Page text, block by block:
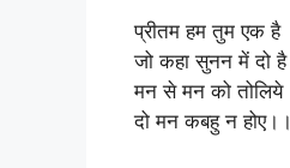
प्रीतम हम तुम एक है
जो कहा सुनन में दो है
मन से मन को तोलिये
दो मन कबहु न होए।।